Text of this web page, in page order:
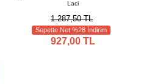
Laci
1.287,50 TL
Sepette Net %28 İndirim
927,00 TL